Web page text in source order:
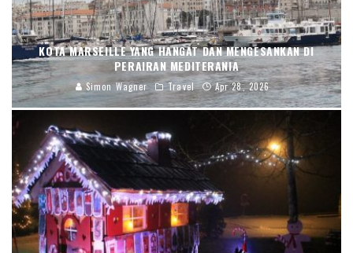
KOTA MARSEILLE YANG HANGAT DAN MENGESANKAN DI
PERAIRAN MEDITERANIA
Simon Wagner Travel Apr 28, 2026